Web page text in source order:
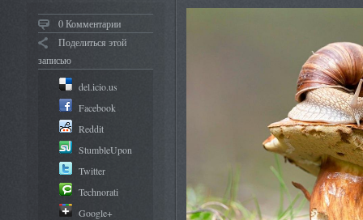
0 Комментарии
Поделиться этой
записью
del.icio.us
Facebook
Reddit
StumbleUpon
Twitter
Technorati
Google+